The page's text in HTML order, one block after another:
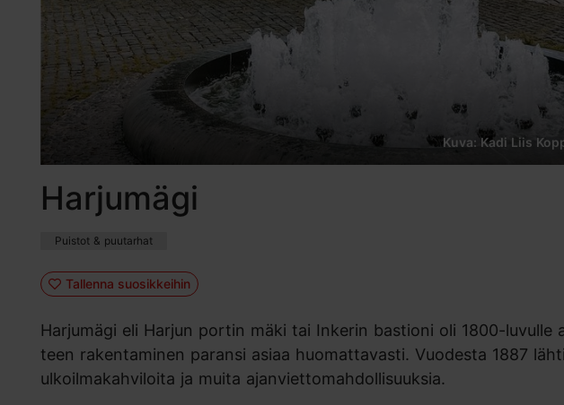
Kuva: Kadi Liis
Harjumägi
Puistot & puutarhat
Tallenna suosikkeihin
Harjumägi eli Harjun portin mäki tai Inkerin bastioni oli 1800-luvulle
teen rakentaminen paransi asiaa huomattavasti. Vuodesta 1887
ulkoilmakahviloita ja muita ajanviettomahdollisuuksia.